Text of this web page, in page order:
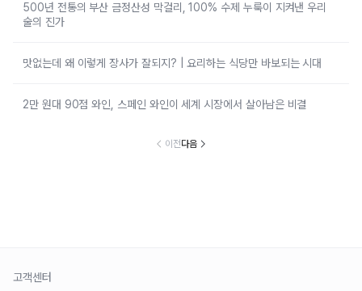
500년 전통의 부산 금정산성 막걸리, 100% 수제 누룩이 지켜낸 우리
술의 진가
맛없는데 왜 이렇게 장사가 잘되지? | 요리하는 식당만 바보되는 시대
2만 원대 90점 와인, 스페인 와인이 세계 시장에서 살아남은 비결
이전다음
고객센터